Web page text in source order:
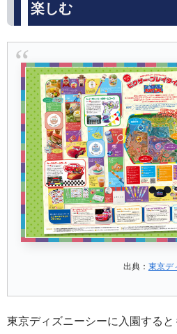
楽しむ
出典： 東京デ
東京ディズニーシーに入園する